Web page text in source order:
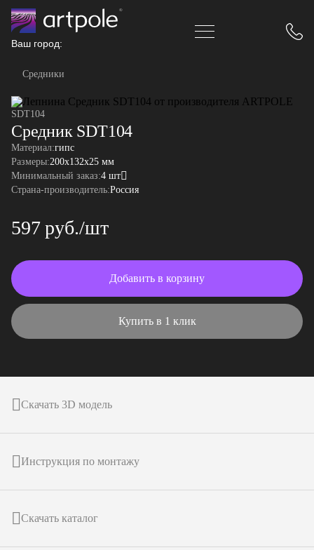
Ваш город:
Средники
SDT104
Средник SDT104
Материал:гипс
Размеры:200x132x25 мм
Минимальный заказ:4 шт
Страна-производитель:Россия
597 руб./шт
Добавить в корзину
Купить в 1 клик
Скачать 3D модель
Инструкция по монтажу
Скачать каталог